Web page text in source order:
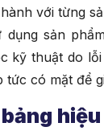
với từng
dụng sản
kỹ thuật do
tức có mặt để